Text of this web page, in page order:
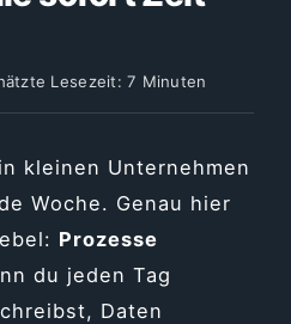
Lesezeit: 7 Minuten
kleinen Unternehmen
Woche. Genau hier
Prozesse
du jeden Tag
Daten